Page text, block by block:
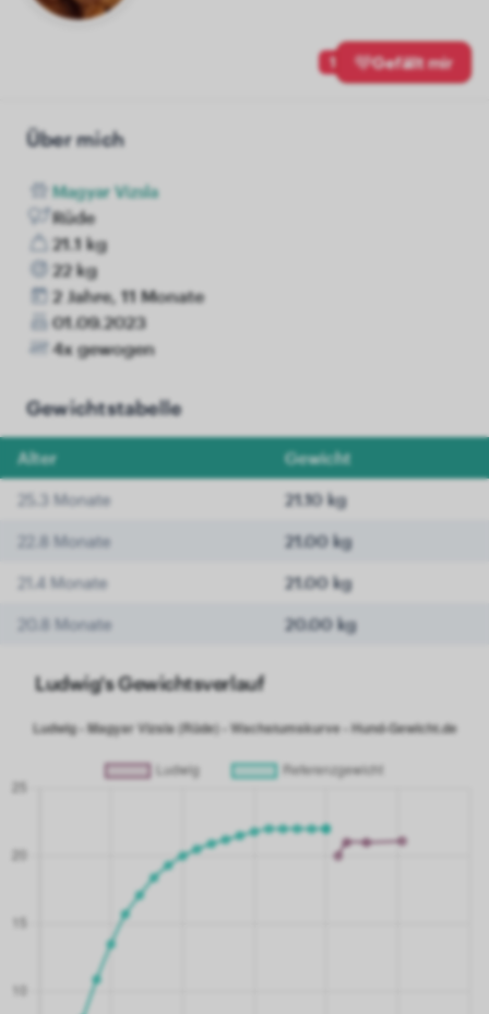
1 Gefällt mir
Über mich
Magyar Vizsla
Rüde
21.1 kg
22 kg
2 Jahre, 11 Monate
01.09.2023
4x gewogen
Gewichtstabelle
Alter Gewicht
25.3 Monate 21.10 kg
22.8 Monate 21.00 kg
21.4 Monate 21.00 kg
20.8 Monate 20.00 kg
Ludwig's Gewichtsverlauf